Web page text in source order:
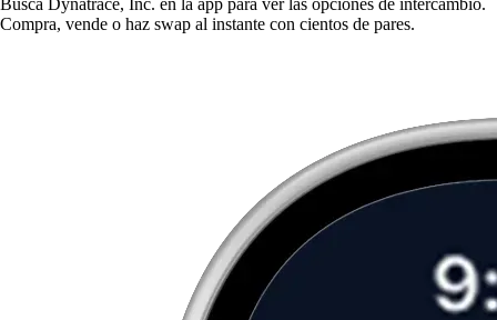
Busca Dynatrace, Inc. en la app para ver las opciones de intercambio.
Compra, vende o haz swap al instante con cientos de pares.